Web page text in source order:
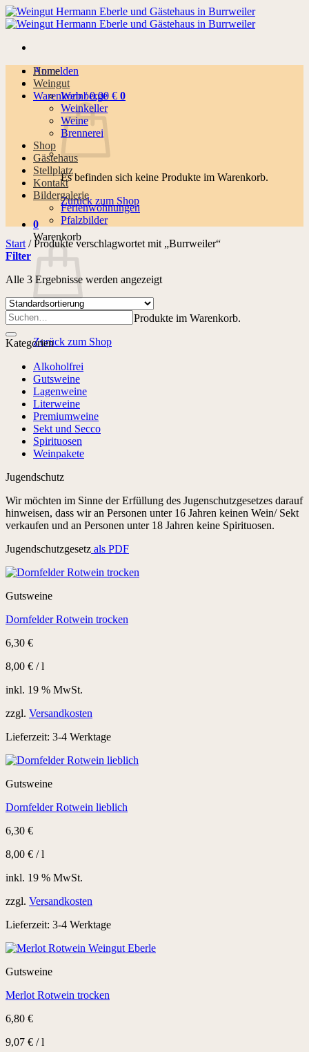
Zum
Inhalt
Anmelden
Warenkorb /0,00 € 0
Es befinden sich keine Produkte im Warenkorb.
Zurück zum Shop
0
Warenkorb
Es befinden sich keine Produkte im Warenkorb.
Zurück zum Shop
Home
Weingut
Weinberge
Weinkeller
Weine
Brennerei
Shop
Gästehaus
Stellplatz
Kontakt
Bildergalerie
Ferienwohnungen
Pfalzbilder
Start /Produkte verschlagwortet mit „Burrweiler“
Filter
Alle 3 Ergebnisse werden angezeigt
Suchen
nach:
Kategorien
Alkoholfrei
Gutsweine
Lagenweine
Literweine
Premiumweine
Sekt und Secco
Spirituosen
Weinpakete
Jugendschutz
Wir möchten im Sinne der Erfüllung des Jugenschutzgesetzes darauf
hinweisen, dass wir an Personen unter 16 Jahren keinen Wein/ Sekt
verkaufen und an Personen unter 18 Jahren keine Spirituosen.
Jugendschutzgesetz als PDF
Gutsweine
Dornfelder Rotwein trocken
6,30 €
8,00 € /l
inkl. 19 % MwSt.
zzgl. Versandkosten
Lieferzeit: 3-4 Werktage
Gutsweine
Dornfelder Rotwein lieblich
6,30 €
8,00 € /l
inkl. 19 % MwSt.
zzgl. Versandkosten
Lieferzeit: 3-4 Werktage
Gutsweine
Merlot Rotwein trocken
6,80 €
9,07 € /l